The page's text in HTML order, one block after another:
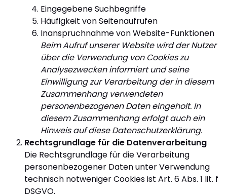
Eingegebene Suchbegriffe
Häufigkeit von Seitenaufrufen
Inanspruchnahme von Website-Funktionen
Beim Aufruf unserer Website wird der Nutzer
über die Verwendung von Cookies zu
Analysezwecken informiert und seine
Einwilligung zur Verarbeitung der in diesem
Zusammenhang verwendeten
personenbezogenen Daten eingeholt. In
diesem Zusammenhang erfolgt auch ein
Hinweis auf diese Datenschutzerklärung.
Rechtsgrundlage für die Datenverarbeitung
Die Rechtsgrundlage für die Verarbeitung
personenbezogener Daten unter Verwendung
technisch notweniger Cookies ist Art. 6 Abs. 1 lit. f
DSGVO.